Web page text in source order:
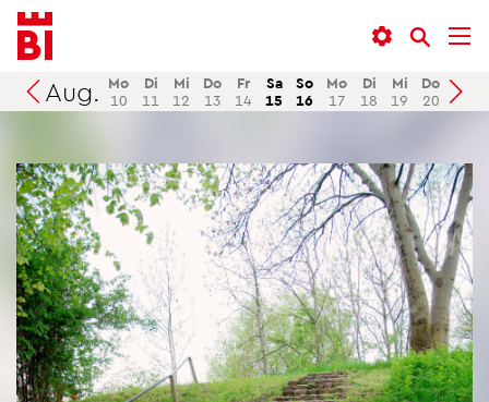
In­
halt
an­
sprin­
Menü
an­
sprin­
gen
Suche
an­
sprin­
gen
Suchen
Aug. Mo
10
Di
11
Mi
12
Do
13
Fr
14
Sa
15
So
16
Mo
17
Di
18
Mi
19
Do
20
Fr
21